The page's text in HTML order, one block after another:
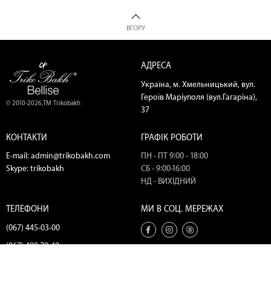
ВГОРУ
© 2010-2026,ТМ Trikobakh
АДРЕСА
Україна, м. Хмельницький, вул.
Героїв Маріуполя (вул.Гагаріна),
37
КОНТАКТИ
E-mail: admin@trikobakh.com
Skype: trikobakh
ГРАФІК РОБОТИ
ПН - ПТ 9:00 - 18:00
СБ - 9:00-16:00
НД - ВИХІДНИЙ
ТЕЛЕФОНИ
(067) 445-03-00
(067) 400-79-49
МИ В СОЦ. МЕРЕЖАХ